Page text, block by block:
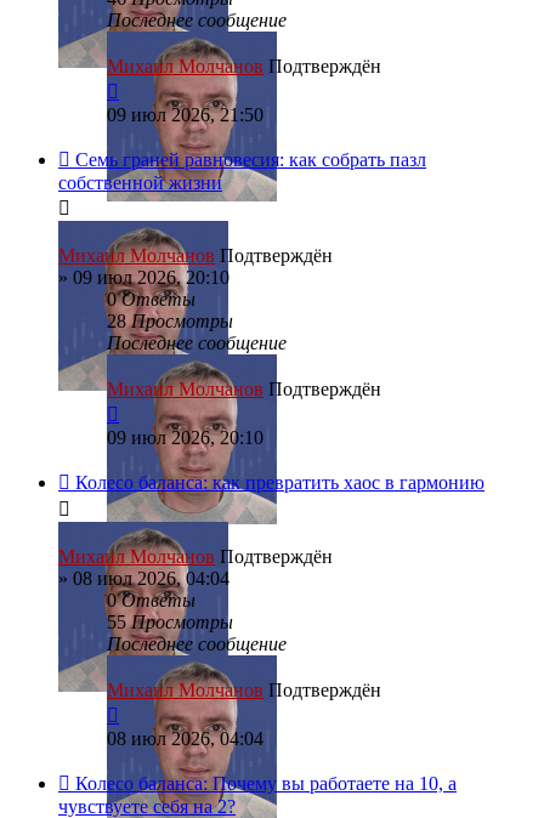
Последнее сообщение
Михаил Молчанов Подтверждён
09 июл 2026, 21:50
Семь граней равновесия: как собрать пазл
собственной жизни
Михаил Молчанов Подтверждён
» 09 июл 2026, 20:10
0Ответы
28Просмотры
Последнее сообщение
Михаил Молчанов Подтверждён
09 июл 2026, 20:10
Колесо баланса: как превратить хаос в гармонию
Михаил Молчанов Подтверждён
» 08 июл 2026, 04:04
0Ответы
55Просмотры
Последнее сообщение
Михаил Молчанов Подтверждён
08 июл 2026, 04:04
Колесо баланса: Почему вы работаете на 10, а
чувствуете себя на 2?